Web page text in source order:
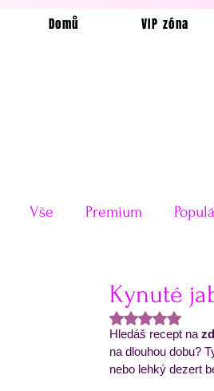
Domů VIP zóna
Vše Premium
Velikonoce
Kynuté
Hodnoceno
Hledáš recept na
na dlouhou dobu?
nebo lehký dezert